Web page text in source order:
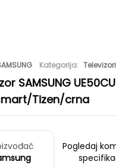
Kategorija:
SAMSUNG
Tizen/crna
Pogledaj